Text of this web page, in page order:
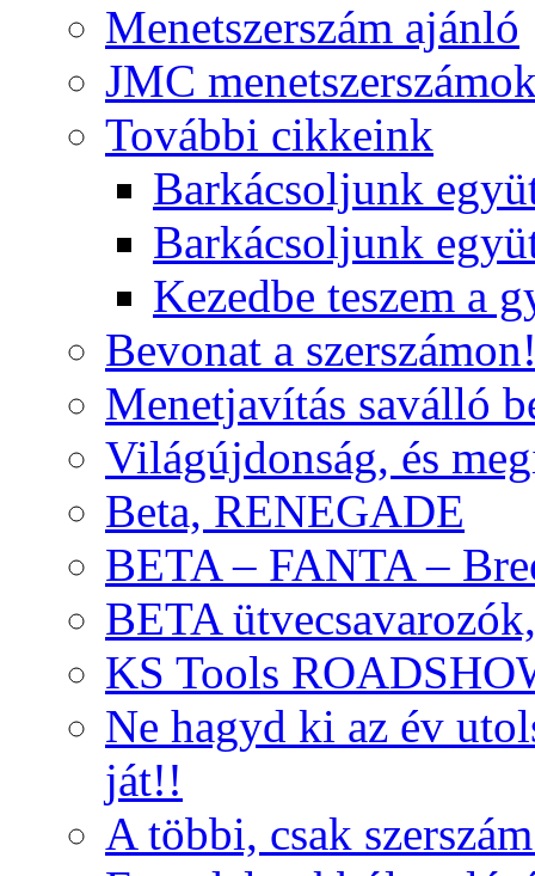
Menetszerszám ajánló
JMC
További cikkeink
Barkácsoljunk
Barkácsoljunk
Kezedbe teszem a
Bevonat a
Menetjavítás saválló
Világújdonság, és
Beta, RENEGADE
BETA – FANTA –
BETA
KS Tools
Ne hagyd ki az év
ját!!
A többi, csak